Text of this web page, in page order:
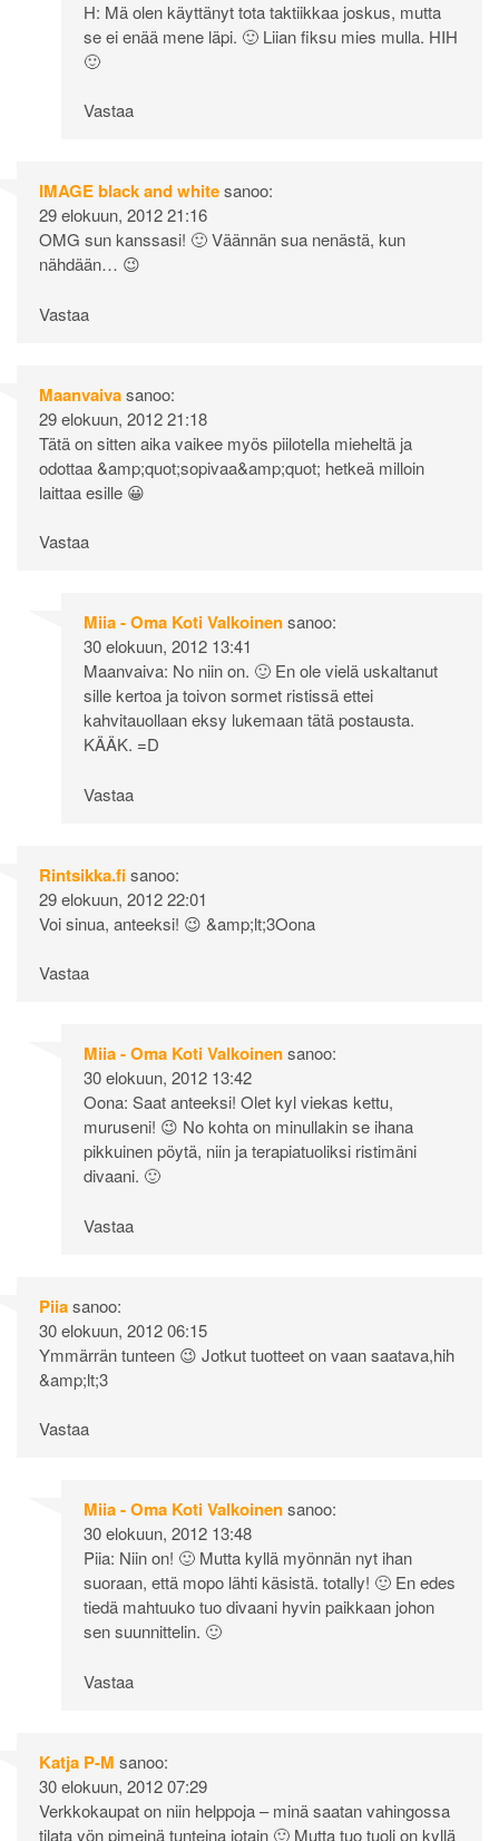
H: Mä olen käyttänyt tota taktiikkaa joskus, mutta
se ei enää mene läpi. 🙂 Liian fiksu mies mulla. HIH
🙂
Vastaa
IMAGE black and whitesanoo:
29 elokuun, 2012 21:16
OMG sun kanssasi! 🙂 Väännän sua nenästä, kun
nähdään… 😉
Vastaa
Maanvaivasanoo:
29 elokuun, 2012 21:18
Tätä on sitten aika vaikee myös piilotella mieheltä ja
odottaa &amp;quot;sopivaa&amp;quot; hetkeä milloin
laittaa esille 😀
Vastaa
Miia - Oma Koti Valkoinensanoo:
30 elokuun, 2012 13:41
Maanvaiva: No niin on. 🙂 En ole vielä uskaltanut
sille kertoa ja toivon sormet ristissä ettei
kahvitauollaan eksy lukemaan tätä postausta.
KÄÄK. =D
Vastaa
Rintsikka.fi sanoo:
29 elokuun, 2012 22:01
Voi sinua, anteeksi! 😉 &amp;lt;3Oona
Vastaa
Miia - Oma Koti Valkoinensanoo:
30 elokuun, 2012 13:42
Oona: Saat anteeksi! Olet kyl viekas kettu,
muruseni! 😉 No kohta on minullakin se ihana
pikkuinen pöytä, niin ja terapiatuoliksi ristimäni
divaani. 🙂
Vastaa
Piiasanoo:
30 elokuun, 2012 06:15
Ymmärrän tunteen 😉 Jotkut tuotteet on vaan saatava,hih
&amp;lt;3
Vastaa
Miia - Oma Koti Valkoinensanoo:
30 elokuun, 2012 13:48
Piia: Niin on! 🙂 Mutta kyllä myönnän nyt ihan
suoraan, että mopo lähti käsistä. totally! 🙂 En edes
tiedä mahtuuko tuo divaani hyvin paikkaan johon
sen suunnittelin. 🙂
Vastaa
Katja P-M sanoo:
30 elokuun, 2012 07:29
Verkkokaupat on niin helppoja – minä saatan vahingossa
tilata yön pimeinä tunteina jotain 🙂 Mutta tuo tuoli on kyllä